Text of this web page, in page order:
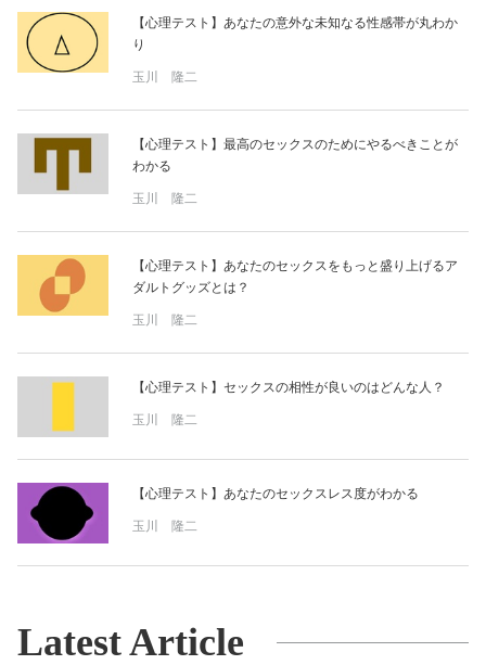
【心理テスト】あなたの意外な未知なる性感帯が丸わか
り
玉川 隆二
【心理テスト】最高のセックスのためにやるべきことが
わかる
玉川 隆二
【心理テスト】あなたのセックスをもっと盛り上げるア
ダルトグッズとは？
玉川 隆二
【心理テスト】セックスの相性が良いのはどんな人？
玉川 隆二
【心理テスト】あなたのセックスレス度がわかる
玉川 隆二
Latest Article